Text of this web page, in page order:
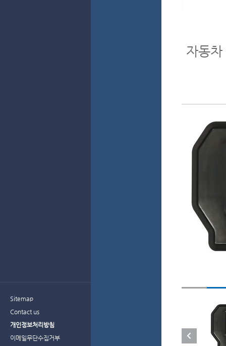
Sitemap
Contact us
개인정보처리방침
이메일무단수집거부
자동